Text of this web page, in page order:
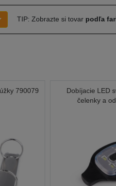
TIP: Zobrazte si tovar podľa
790079
Dobíjacie LED
čelenky a